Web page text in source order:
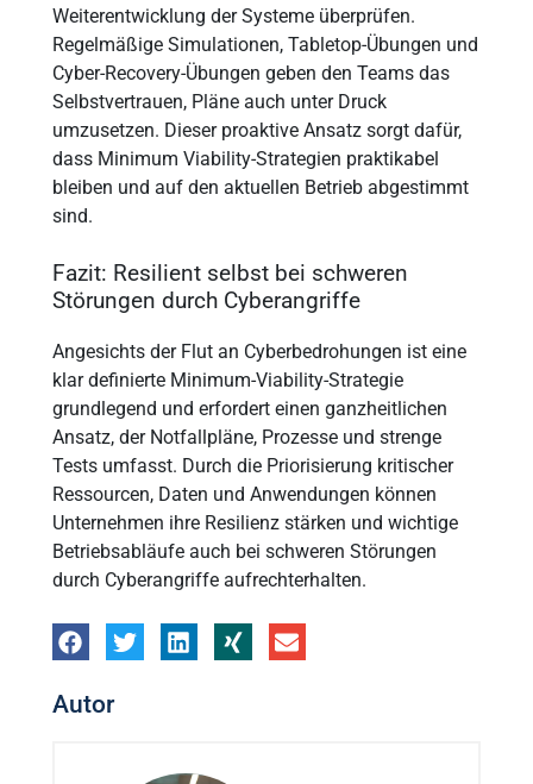
Weiterentwicklung der Systeme überprüfen.
Regelmäßige Simulationen, Tabletop-Übungen und
Cyber-Recovery-Übungen geben den Teams das
Selbstvertrauen, Pläne auch unter Druck
umzusetzen. Dieser proaktive Ansatz sorgt dafür,
dass Minimum Viability-Strategien praktikabel
bleiben und auf den aktuellen Betrieb abgestimmt
sind.
Fazit: Resilient selbst bei schweren
Störungen durch Cyberangriffe
Angesichts der Flut an Cyberbedrohungen ist eine
klar definierte Minimum-Viability-Strategie
grundlegend und erfordert einen ganzheitlichen
Ansatz, der Notfallpläne, Prozesse und strenge
Tests umfasst. Durch die Priorisierung kritischer
Ressourcen, Daten und Anwendungen können
Unternehmen ihre Resilienz stärken und wichtige
Betriebsabläufe auch bei schweren Störungen
durch Cyberangriffe aufrechterhalten.
Autor